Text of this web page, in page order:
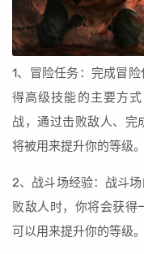
1、冒险任务：完成冒
得高级技能的主要方
战，通过击败敌人、完
将被用来提升你的等级。
2、战斗场经验：战斗
败敌人时，你将会获得
可以用来提升你的等级。